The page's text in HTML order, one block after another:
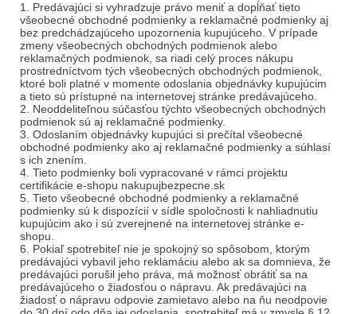
1. Predávajúci si vyhradzuje právo meniť a dopĺňať tieto
všeobecné obchodné podmienky a reklamačné podmienky aj
bez predchádzajúceho upozornenia kupujúceho. V prípade
zmeny všeobecných obchodných podmienok alebo
reklamačných podmienok, sa riadi celý proces nákupu
prostredníctvom tých všeobecných obchodných podmienok,
ktoré boli platné v momente odoslania objednávky kupujúcim
a tieto sú prístupné na internetovej stránke predávajúceho.
2. Neoddeliteľnou súčasťou týchto všeobecných obchodných
podmienok sú aj reklamačné podmienky.
3. Odoslaním objednávky kupujúci si prečítal všeobecné
obchodné podmienky ako aj reklamačné podmienky a súhlasí
s ich znením.
4. Tieto podmienky boli vypracované v rámci projektu
certifikácie e-shopu nakupujbezpecne.sk
5. Tieto všeobecné obchodné podmienky a reklamačné
podmienky sú k dispozícií v sídle spoločnosti k nahliadnutiu
kupujúcim ako i sú zverejnené na internetovej stránke e-
shopu.
6. Pokiaľ spotrebiteľ nie je spokojný so spôsobom, ktorým
predávajúci vybavil jeho reklamáciu alebo ak sa domnieva, že
predávajúci porušil jeho práva, má možnosť obrátiť sa na
predávajúceho o žiadosťou o nápravu. Ak predávajúci na
žiadosť o nápravu odpovie zamietavo alebo na ňu neodpovie